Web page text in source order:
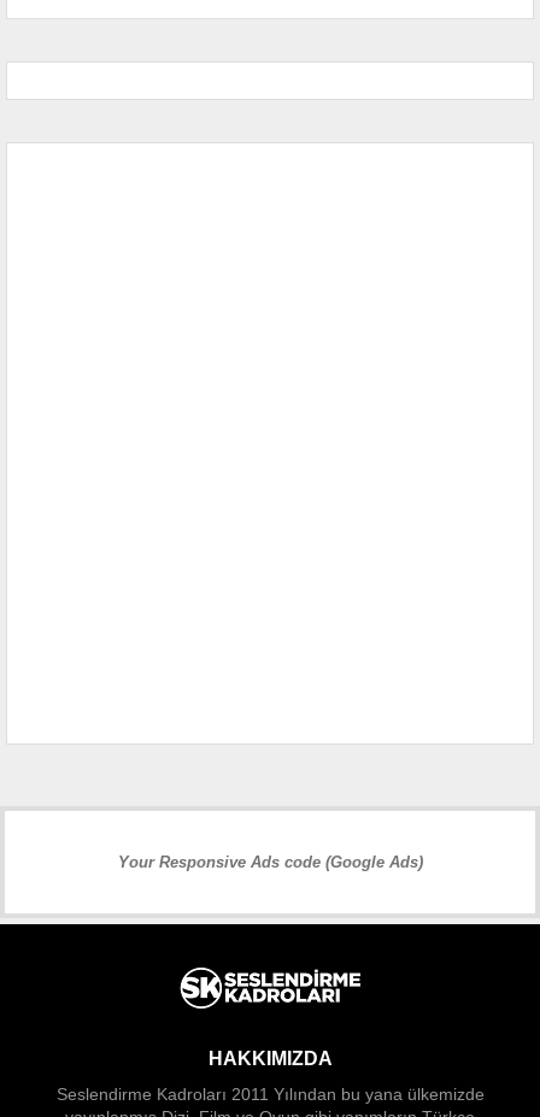
Your Responsive Ads code (Google Ads)
HAKKIMIZDA
Seslendirme Kadroları 2011 Yılından bu yana ülkemizde